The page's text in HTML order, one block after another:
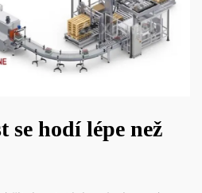
se hodí lépe než